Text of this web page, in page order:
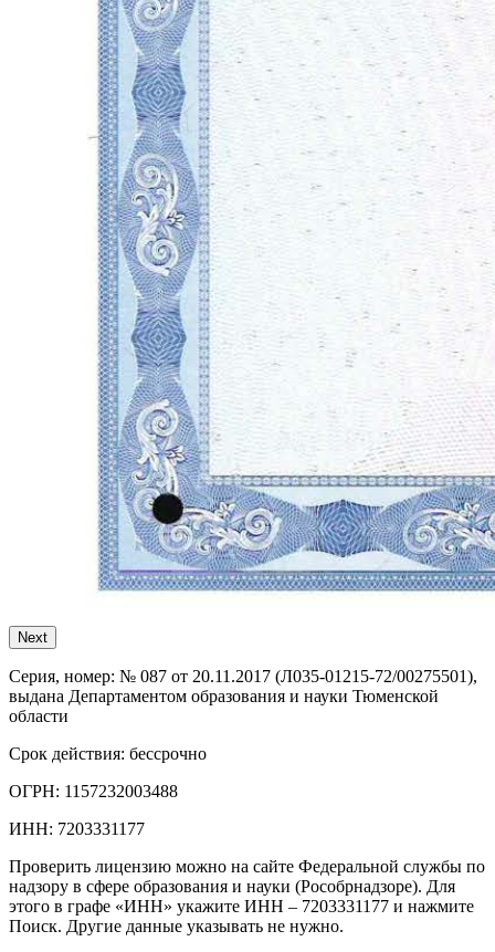
Next
Серия, номер: № 087 от 20.11.2017 (Л035-01215-72/00275501),
выдана Департаментом образования и науки Тюменской
области
Срок действия: бессрочно
ОГРН: 1157232003488
ИНН: 7203331177
Проверить лицензию можно на сайте Федеральной службы по
надзору в сфере образования и науки (Рособрнадзоре). Для
этого в графе «ИНН» укажите ИНН – 7203331177 и нажмите
Поиск. Другие данные указывать не нужно.